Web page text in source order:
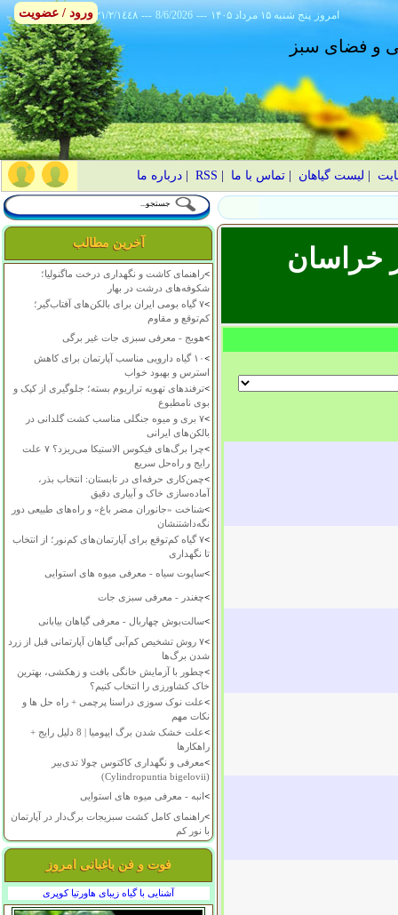
٢١/٢/١٤٤٨ --- 8/6/2026 --- ۱۴۰۵ پنج شنبه ۱۵ مرداد امروز
و فضای سبز
لیست گیاهان |تماس با ما RSS
|درباره ما
آخرین مطالب
>راهنمای کاشت و نگهداری درخت ماگنولیا؛
شکوفه‌های درشت در بهار
>
۷ گیاه بومی ایران برای بالکن‌های آفتاب‌گیر؛
کم‌توقع و مقاوم
>هویج - معرفی سبزی جات غیر برگی
>
۱۰ گیاه دارویی مناسب آپارتمان برای کاهش
استرس و بهبود خواب
>ترفندهای تهویه تراریوم بسته؛ جلوگیری از کپک و
بوی نامطبوع
>
۷ بری و میوه جنگلی مناسب کشت گلدانی در
بالکن‌های ایرانی
>
چرا برگ‌های فیکوس الاستیکا می‌ریزد؟ ۷ علت
رایج و راه‌حل سریع
>چمن‌کاری حرفه‌ای در تابستان: انتخاب بذر،
آماده‌سازی خاک و آبیاری دقیق
>شناخت «جانوران مضر باغ» و راه‌های طبیعی دور
نگه‌داشتنشان
>
۷ گیاه کم‌توقع برای آپارتمان‌های کم‌نور؛ از انتخاب
تا نگهداری
>ساپوت سیاه - معرفی میوه های استوایی
>چغندر - معرفی سبزی جات
>سالت‌بوش چهاربال - معرفی گیاهان بیابانی
>
۷ روش تشخیص کم‌آبی گیاهان آپارتمانی قبل از زرد
شدن برگ‌ها
>چطور با آزمایش خانگی بافت و زهکشی، بهترین
خاک کشاورزی را انتخاب کنیم؟
>علت نوک سوزی دراسنا پرچمی + راه حل ها و
نکات مهم
>
علت خشک شدن برگ ایپومیا | 8 دلیل رایج +
راهکارها
>معرفی و نگهداری کاکتوس چولا تدی‌بیر
(Cylindropuntia bigelovii)
>انبه - معرفی میوه های استوایی
>راهنمای کامل کشت سبزیجات برگ‌دار در آپارتمان
با نور کم
فوت و فن باغبانی امروز
آشنایی با گیاه زیبای هاورتیا کوپری
خراسان
ورود / عضویت